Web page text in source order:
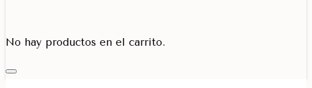
No hay productos en el carrito.